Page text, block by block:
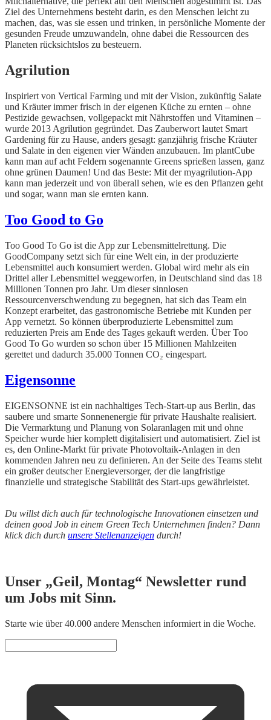
Ziel des Unternehmens besteht darin, es den Menschen leicht zu
machen, das, was sie essen und trinken, in persönliche Momente der
gesunden Freude umzuwandeln, ohne dabei die Ressourcen des
Planeten rücksichtslos zu besteuern.
Agrilution
Inspiriert von Vertical Farming und mit der Vision, zukünftig Salate
und Kräuter immer frisch in der eigenen Küche zu ernten – ohne
Pestizide gewachsen, vollgepackt mit Nährstoffen und Vitaminen –
wurde 2013 Agrilution gegründet. Das Zauberwort lautet Smart
Gardening für zu Hause, anders gesagt: ganzjährig frische Kräuter
und Salate in den eigenen vier Wänden anzubauen. Im plantCube
kann man auf acht Feldern sogenannte Greens sprießen lassen, ganz
ohne grünen Daumen! Und das Beste: Mit der myagrilution-App
kann man jederzeit und von überall sehen, wie es den Pflanzen geht
und sogar, wann man sie ernten kann.
Too Good to Go
Too Good To Go ist die App zur Lebensmittelrettung. Die
GoodCompany setzt sich für eine Welt ein, in der produzierte
Lebensmittel auch konsumiert werden. Global wird mehr als ein
Drittel aller Lebensmittel weggeworfen, in Deutschland sind das 18
Millionen Tonnen pro Jahr. Um dieser sinnlosen
Ressourcenverschwendung zu begegnen, hat sich das Team ein
Konzept erarbeitet, das gastronomische Betriebe mit Kunden per
App vernetzt. So können überproduzierte Lebensmittel zum
reduzierten Preis am Ende des Tages gekauft werden. Über Too
Good To Go wurden so schon über 15 Millionen Mahlzeiten
gerettet und dadurch 35.000 Tonnen CO₂ eingespart.
Eigensonne
EIGENSONNE ist ein nachhaltiges Tech-Start-up aus Berlin, das
saubere und smarte Sonnenenergie für private Haushalte realisiert.
Die Vermarktung und Planung von Solaranlagen mit und ohne
Speicher wurde hier komplett digitalisiert und automatisiert. Ziel ist
es, den Online-Markt für private Photovoltaik-Anlagen in den
kommenden Jahren neu zu definieren. An der Seite des Teams steht
ein großer deutscher Energieversorger, der die langfristige
finanzielle und strategische Stabilität des Start-ups gewährleistet.
Du willst dich auch für technologische Innovationen einsetzen und
deinen good Job in einem Green Tech Unternehmen finden? Dann
klick dich durch unsere Stellenanzeigen durch!
Unser „Geil, Montag“ Newsletter rund
um Jobs mit Sinn.
Starte wie über 40.000 andere Menschen informiert in die Woche.